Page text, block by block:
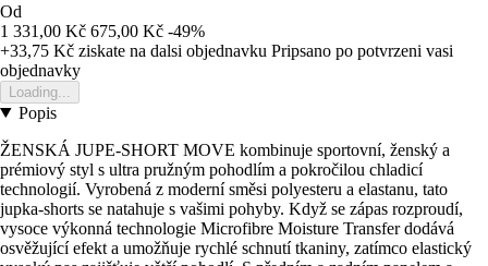
Od
1 331,00 Kč 675,00 Kč -49%
+33,75 Kč ziskate na dalsi objednavku Pripsano po potvrzeni vasi
objednavky
Loading...
Popis
ŽENSKÁ JUPE-SHORT MOVE kombinuje sportovní, ženský a
prémiový styl s ultra pružným pohodlím a pokročilou chladicí
technologií. Vyrobená z moderní směsi polyesteru a elastanu, tato
jupka-shorts se natahuje s vašimi pohyby. Když se zápas rozproudí,
vysoce výkonná technologie Microfibre Moisture Transfer dodává
osvěžující efekt a umožňuje rychlé schnutí tkaniny, zatímco elastický